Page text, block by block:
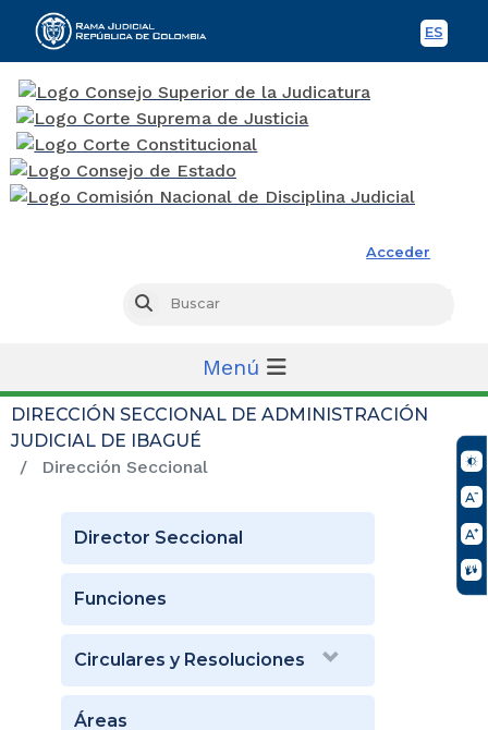
ES
Acceder
Buscar
Menú
DIRECCIÓN SECCIONAL DE ADMINISTRACIÓN
JUDICIAL DE IBAGUÉ
Dirección Seccional
Director Seccional
Funciones
Circulares y Resoluciones
Áreas